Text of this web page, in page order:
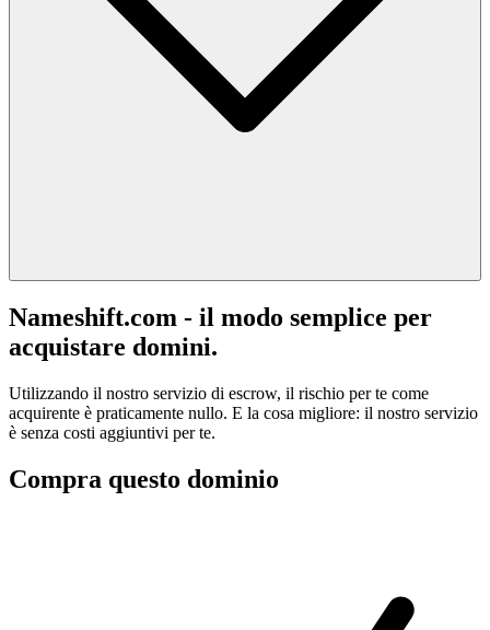
Nameshift.com - il modo semplice per
acquistare domini.
Utilizzando il nostro servizio di escrow, il rischio per te come
acquirente è praticamente nullo. E la cosa migliore: il nostro servizio
è senza costi aggiuntivi per te.
Compra questo dominio